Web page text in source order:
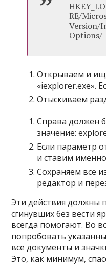
RE/
Version/
Options/
Открываем и
«iexplorer.exe».
Отыскиваем
Справа должен
значение:
Если параметр
и ставим
Сохраняем все
редактор и
Эти действия должны
сгинувших без вести
всегда помогают. Во
попробовать
все документы и
Это, как минимум,